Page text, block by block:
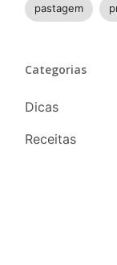
pastagem
Categorias
Dicas
Receitas